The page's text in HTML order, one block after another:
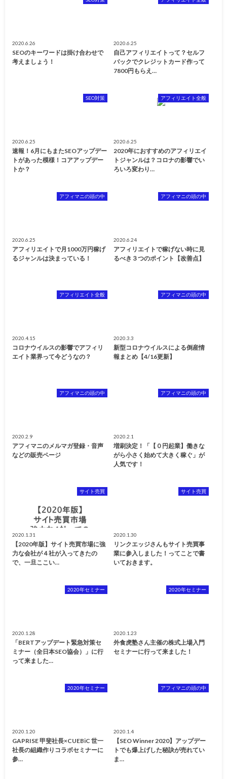
2020.6.26
SEOのキーワードは掛け合わせで
考えましょう！
2020.6.25
自己アフィリエイトって？セルフ
バックでクレジットカード作って
7800円もらえ…
SEO対策
2020.6.25
速報！6月にもまたSEOアップデー
トがあった模様！コアアップデー
トか？
アフィリエイト全般
2020.6.25
2020年におすすめのアフィリエイ
トジャンルは？コロナの影響でい
ろいろ変わり…
アフィマニの頭の中
2020.6.25
アフィリエイトで月1000万円稼げ
るジャンルは決まっている！
アフィマニの頭の中
2020.6.24
アフィリエイトで稼げない時に見
るべき３つのポイント【改善点】
アフィリエイト全般
2020.4.15
コロナウイルスの影響でアフィリ
エイト業界って今どうなの？
アフィマニの頭の中
2020.3.3
新型コロナウイルスによる倒産情
報まとめ【4/16更新】
アフィマニの頭の中
2020.2.9
アフィマニのメルマガ登録・音声
などの販売ページ
アフィマニの頭の中
2020.2.1
増刷決定！「【０円起業】働きな
がら小さく始めて大きく稼ぐ」が
人気です！
サイト売買
2020.1.31
【2020年版】サイト売買市場に強
力な会社が４社が入ってきたの
で、一旦ここい…
サイト売買
2020.1.30
リンクエッジさんもサイト売買事
業に参入しました！ってことで書
いておきます。
2020年セミナー
2020.1.28
「BERTアップデート緊急対策セ
ミナー（全日本SEO協会）」に行
って来ました…
2020年セミナー
2020.1.23
外食虎塾さん主催の株式上場入門
セミナーに行って来ました！
2020年セミナー
2020.1.20
GAPRISE 甲斐社長×CUEBiC 世一
社長の組織作りコラボセミナーに
参…
アフィマニの頭の中
2020.1.4
【SEO Winner 2020】アップデー
トでも爆上げした秘訣が売れてい
ま…